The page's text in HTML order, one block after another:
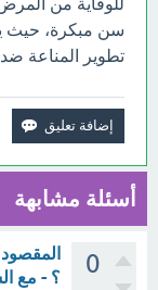
سن مبكرة، حيث
تطوير المناعة
أسئلة مشابهة
0
؟ - مع